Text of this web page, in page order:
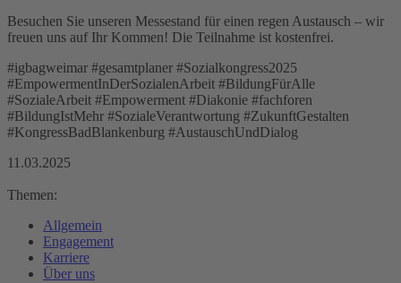
Besuchen Sie unseren Messestand für einen regen Austausch – wir
freuen uns auf Ihr Kommen! Die Teilnahme ist kostenfrei.
#igbagweimar #gesamtplaner #Sozialkongress2025
#EmpowermentInDerSozialenArbeit #BildungFürAlle
#SozialeArbeit #Empowerment #Diakonie #fachforen
#BildungIstMehr #SozialeVerantwortung #ZukunftGestalten
#KongressBadBlankenburg #AustauschUndDialog
11.03.2025
Themen:
Allgemein
Engagement
Karriere
Über uns